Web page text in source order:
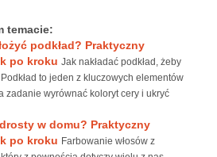
temacie:
podkład? Praktyczny
po kroku Jak nakładać podkład, żeby
to jeden z kluczowych elementów
zadanie wyrównać koloryt cery i ukryć
w domu? Praktyczny
po kroku Farbowanie włosów z